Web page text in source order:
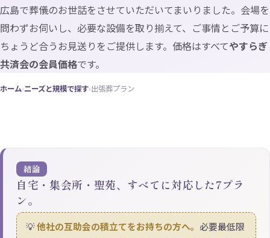
広島で葬儀のお世話をさせていただいてまいりました。会場を
問わずお伺いし、必要な設備を取り揃えて、ご事情とご予算に
ちょうど合うお見送りをご提供します。価格はすべてやすらぎ
共済会の会員価格です。
ホーム›ニーズと規模で探す›出張葬プラン
結論
自宅・集会所・聖苑、すべてに対応した7プラ
ン。
💡他社の互助会の積立てをお持ちの方へ。 必要最低限